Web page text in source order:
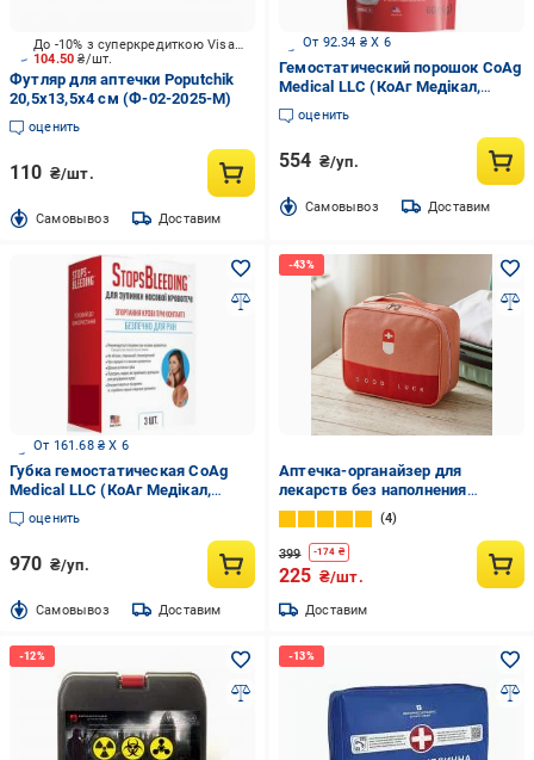
104.50₴/шт.
До -10% з суперкредиткою Visa Вигода
Футляр для аптечки Poputchik
20,5х13,5х4 см (Ф-02-2025-М)
оценить
110 ₴/шт.
Cамовывоз Доставим
От 92.34 ₴ X 6
Гемостатический порошок CoAg
Medical LLC (КоАг Медікал,
ТОВ), США BleedStop 60 г
оценить
554 ₴/уп.
Cамовывоз Доставим
От 161.68 ₴ X 6
Губка гемостатическая CoAg
Medical LLC (КоАг Медікал,
ТОВ), США StopsBleeding 3 шт./
уп.
оценить
970 ₴/уп.
Cамовывоз Доставим
Аптечка-органайзер для
лекарств без наполнения
24x20x12 см Розовый (0073-
0004)
4
399 -174 ₴
225 ₴/шт.
Доставим